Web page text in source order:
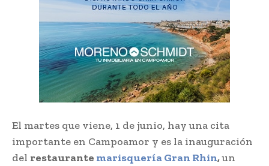
El martes que viene, 1 de junio, hay una cita
importante en Campoamor y es la inauguración
del restaurante marisquería Gran Rhin,un